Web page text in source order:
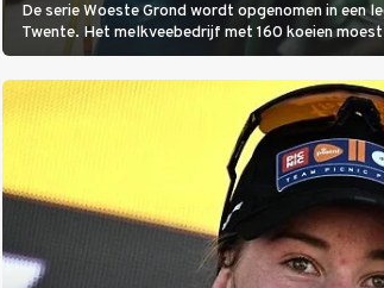
De serie Woeste Grond wordt opgenomen in een
Twente. Het melkveebedrijf met 160 koeien
2000-gebied ligt. In de serie heerst er een